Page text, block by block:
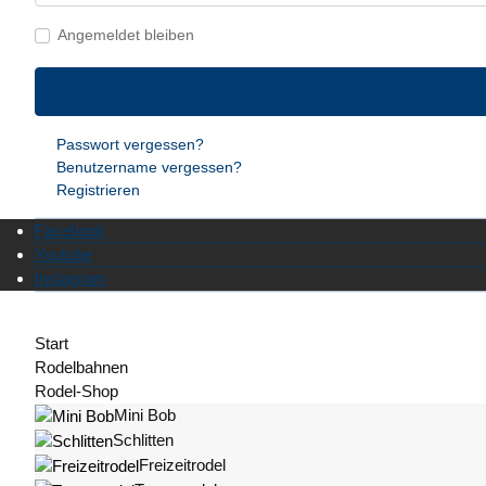
Angemeldet bleiben
Passwort vergessen?
Benutzername vergessen?
Registrieren
Facebook
Youtube
Instagram
Start
Rodelbahnen
Rodel-Shop
Mini Bob
Schlitten
Freizeitrodel